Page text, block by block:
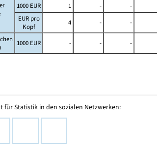
1000 EUR 1 - -
EUR pro
Kopf
4 - -
1000 EUR - - -
für Statistik in den sozialen Netzwerken: